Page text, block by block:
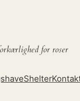
for roser
Shelter